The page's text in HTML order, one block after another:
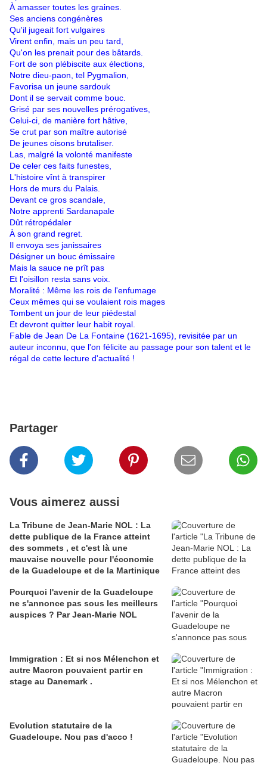
À amasser toutes les graines.
Ses anciens congénères
Qu'il jugeait fort vulgaires
Virent enfin, mais un peu tard,
Qu'on les prenait pour des bâtards.
Fort de son plébiscite aux élections,
Notre dieu-paon, tel Pygmalion,
Favorisa un jeune sardouk
Dont il se servait comme bouc.
Grisé par ses nouvelles prérogatives,
Celui-ci, de manière fort hâtive,
Se crut par son maître autorisé
De jeunes oisons brutaliser.
Las, malgré la volonté manifeste
De celer ces faits funestes,
L'histoire vînt à transpirer
Hors de murs du Palais.
Devant ce gros scandale,
Notre apprenti Sardanapale
Dût rétropédaler
À son grand regret.
Il envoya ses janissaires
Désigner un bouc émissaire
Mais la sauce ne prît pas
Et l'oisillon resta sans voix.
Moralité : Même les rois de l'enfumage
Ceux mêmes qui se voulaient rois mages
Tombent un jour de leur piédestal
Et devront quitter leur habit royal.
Fable de Jean De La Fontaine (1621-1695), revisitée par un
auteur inconnu, que l'on félicite au passage pour son talent et le
régal de cette lecture d'actualité !
Partager
Vous aimerez aussi
La Tribune de Jean-Marie NOL : La
dette publique de la France atteint
des sommets , et c'est là une
mauvaise nouvelle pour l'économie
de la Guadeloupe et de la Martinique
Pourquoi l'avenir de la Guadeloupe
ne s'annonce pas sous les meilleurs
auspices ? Par Jean-Marie NOL
Immigration : Et si nos Mélenchon et
autre Macron pouvaient partir en
stage au Danemark .
Evolution statutaire de la
Guadeloupe. Nou pas d'acco !